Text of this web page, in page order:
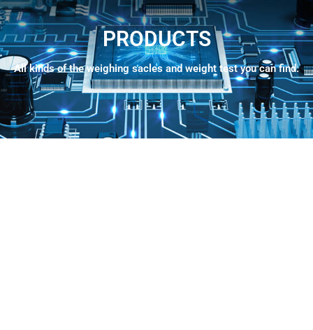
PRODUCTS
All kinds of the weighing sacles and weight test you can find.